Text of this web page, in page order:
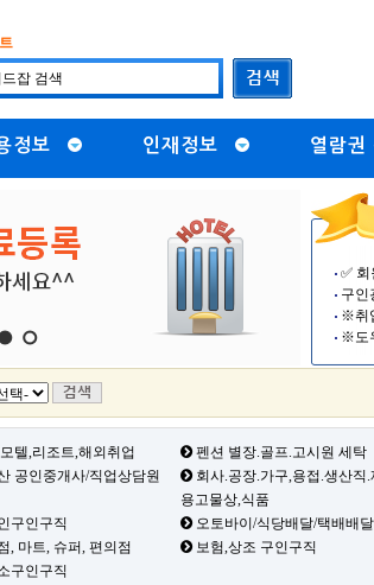
정보 인재정보 열람권
✅
구인
※취
※도
텔,리조트,해외취업 펜션 별장.골프.고시원 세탁
공인중개사/직업상담원
회사.공장.가구,용접.생산직.
용고물상,식품
구인구직 오토바이/식당배달/택배배달
, 마트, 슈퍼, 편의점 보험,상조 구인구직
구인구직